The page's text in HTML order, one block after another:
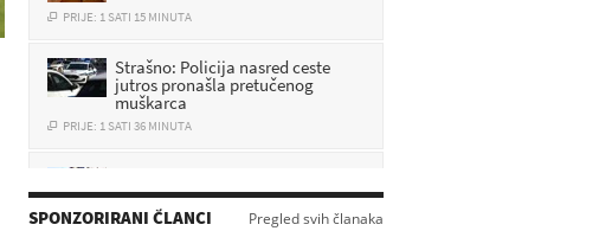
jutros pronašla pretučenog
muškarca
 PRIJE: 1 SATI 36 MINUTA
PRIJE: 14 MINUTA
SPONZORIRANI ČLANCI Pregled svih članaka